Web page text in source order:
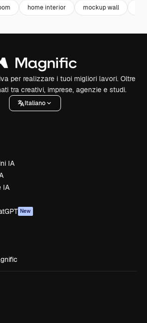
home interior mockup wall
per realizzare i tuoi migliori lavori. Oltre
tra creativi, imprese, agenzie e studi.
Italiano
IA
IA
New